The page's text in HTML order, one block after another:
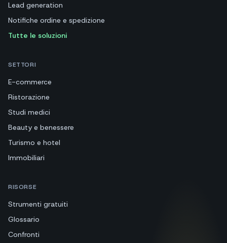
Lead generation
Notifiche ordine e spedizione
Tutte le soluzioni
SETTORI
E-commerce
Ristorazione
Studi medici
Beauty e benessere
Turismo e hotel
Immobiliari
RISORSE
Strumenti gratuiti
Glossario
Confronti